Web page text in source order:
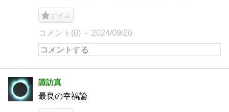
ナイス
コメント(0) 2024/09/26
諏訪真
最良の幸福論